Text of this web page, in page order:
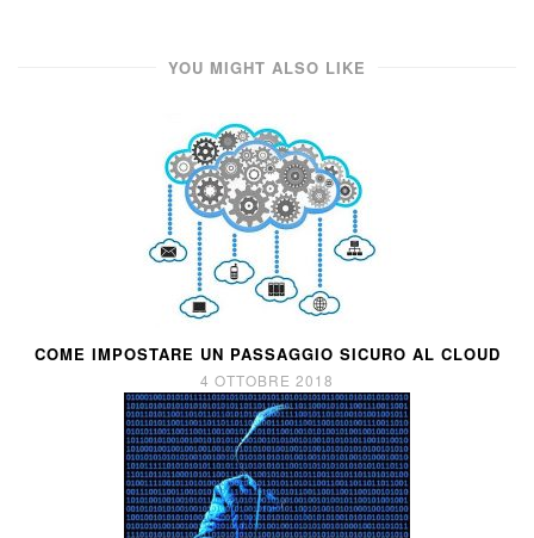
YOU MIGHT ALSO LIKE
COME IMPOSTARE UN PASSAGGIO SICURO AL CLOUD
4 OTTOBRE 2018